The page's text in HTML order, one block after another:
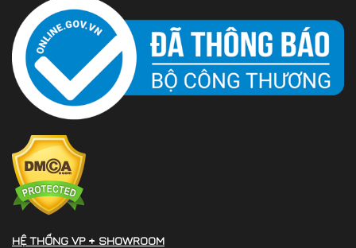
HỆ THỐNG VP + SHOWROOM